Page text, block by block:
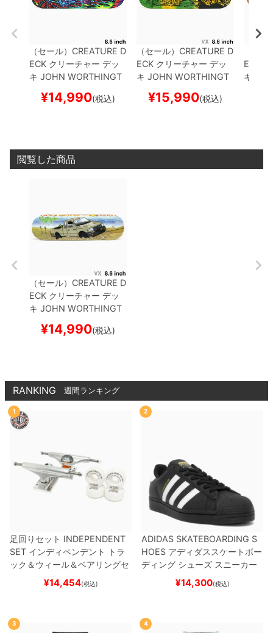
（セール） CREATURE D
ECK クリーチャー デッ
キ JOHN WORTHINGT
スケートボード スケボー
¥14,990(税込)
（セール） CREATURE D
ECK クリーチャー デッ
キ JOHN WORTHINGT
スケートボード スケボ
¥15,990(税込)
ECK
キ
閲覧した商品
（セール） CREATURE D
ECK クリーチャー デッ
キ JOHN WORTHINGT
スケートボード スケボー
¥14,990(税込)
RANKING 週間ランキング
1
足回りセット INDEPENDENT
SET インディペンデント
トラ
ック＆ウィール＆ベアリングセ
（トリック用）
ード スケボー
¥14,454(税込)
2
ADIDAS SKATEBOARDING S
HOES アディダススケートボー
ディング シューズ スニーカー
スーパースター SUPERSTAR A
BLACK/WHITE/WHITE
ー
¥14,300(税込)
3 4